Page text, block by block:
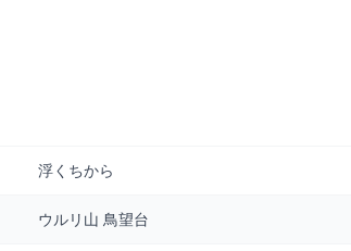
浮くちから
ウルリ山 鳥望台